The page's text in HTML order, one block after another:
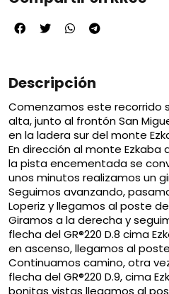
Descripción
Comenzamos este recorrido
alta, junto al frontón San
en la ladera sur del monte
En dirección al monte
la pista encementada se
unos minutos realizamos un
Seguimos avanzando,
Loperiz y llegamos al poste de
Giramos a la derecha y
flecha del GR®220 D.8 cima
en ascenso, llegamos al
Continuamos camino, otra
flecha del GR®220 D.9, cima
bonitas vistas llegamos al